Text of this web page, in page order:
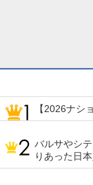
【2026ナシ
バルサやシ
りあった日